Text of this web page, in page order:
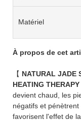
Matériel
À propos de cet
【 NATURAL JADE
HEATING THERAPY
devient chaud, les
négatifs et pénètrent
favorisent l'effet de